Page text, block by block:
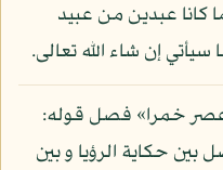
كانا عبدين من عبيد
إن شاء الله تعالى.
خمرا» فصل قوله:
بين حكاية الرؤيا و بين